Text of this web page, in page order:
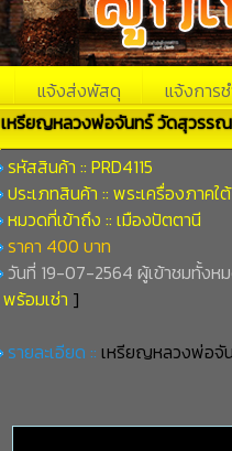
แจ้งส่งพัสดุ แจ้งการช
เหรียญหลวงพ่อจันทร์ วัดสุวรร
รหัสสินค้า :: PRD4115
ประเภทสินค้า :: พระเครื่องภาคใต้
หมวดที่เข้าถึง :: เมืองปัตตานี
ราคา 400 บาท
วันที่ 19-07-2564 ผู้เข้าชมทั้งห
พร้อมเช่า ]
รายละเอียด :: เหรียญหลวงพ่อจั